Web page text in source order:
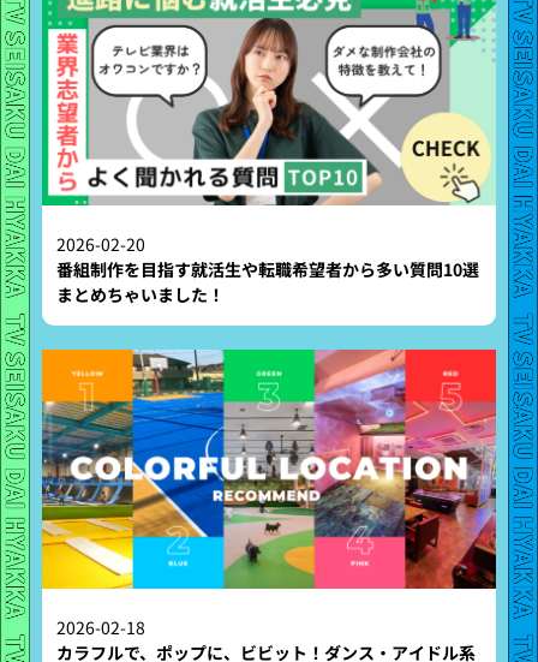
2026-02-20
番組制作を目指す就活生や転職希望者から多い質問10選
まとめちゃいました！
2026-02-18
カラフルで、ポップに、ビビット！ダンス・アイドル系